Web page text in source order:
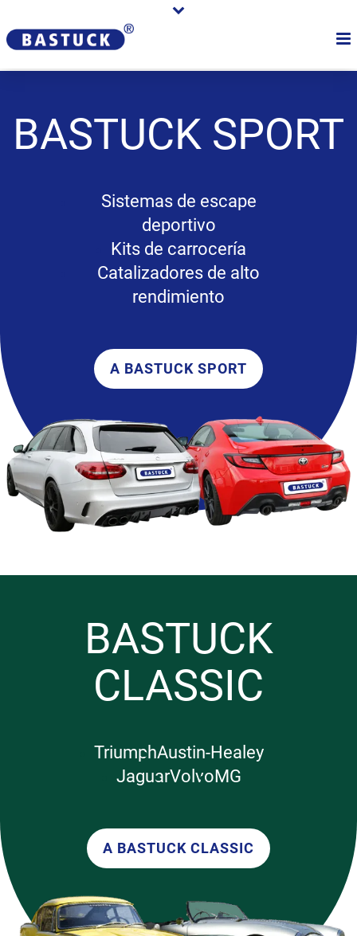
BASTUCK SPORT
Sistemas de escape
deportivo
Kits de carrocería
Catalizadores de alto
rendimiento
A BASTUCK SPORT
BASTUCK
CLASSIC
TriumphAustin-Healey
JaguarVolvoMG
A BASTUCK CLASSIC